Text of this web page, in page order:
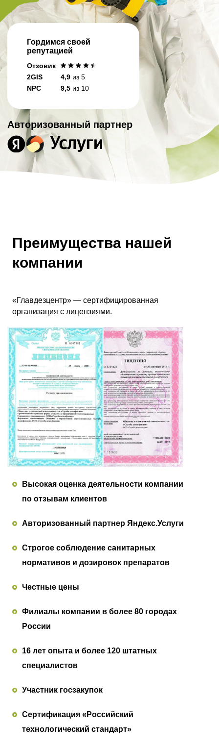
Гордимся своей
репутацией
Отзовик
2GIS
4,9 из 5
NPC
9,5 из 10
Авторизованный партнер
Преимущества нашей
компании
«Главдезцентр» — сертифицированная
организация с лицензиями.
Высокая оценка деятельности компании
по отзывам клиентов
Авторизованный партнер Яндекс.Услуги
Строгое соблюдение санитарных
нормативов и дозировок препаратов
Честные цены
Филиалы компании в более 80 городах
России
16 лет опыта и более 120 штатных
специалистов
Участник госзакупок
Сертификация «Российский
технологический стандарт»